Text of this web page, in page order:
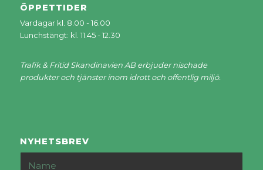
ÖPPETTIDER
Vardagar kl. 8.00 - 16.00
Lunchstängt: kl. 11.45 - 12.30
Trafik & Fritid Skandinavien AB erbjuder nischade
produkter och tjänster inom idrott och offentlig miljö.
NYHETSBREV